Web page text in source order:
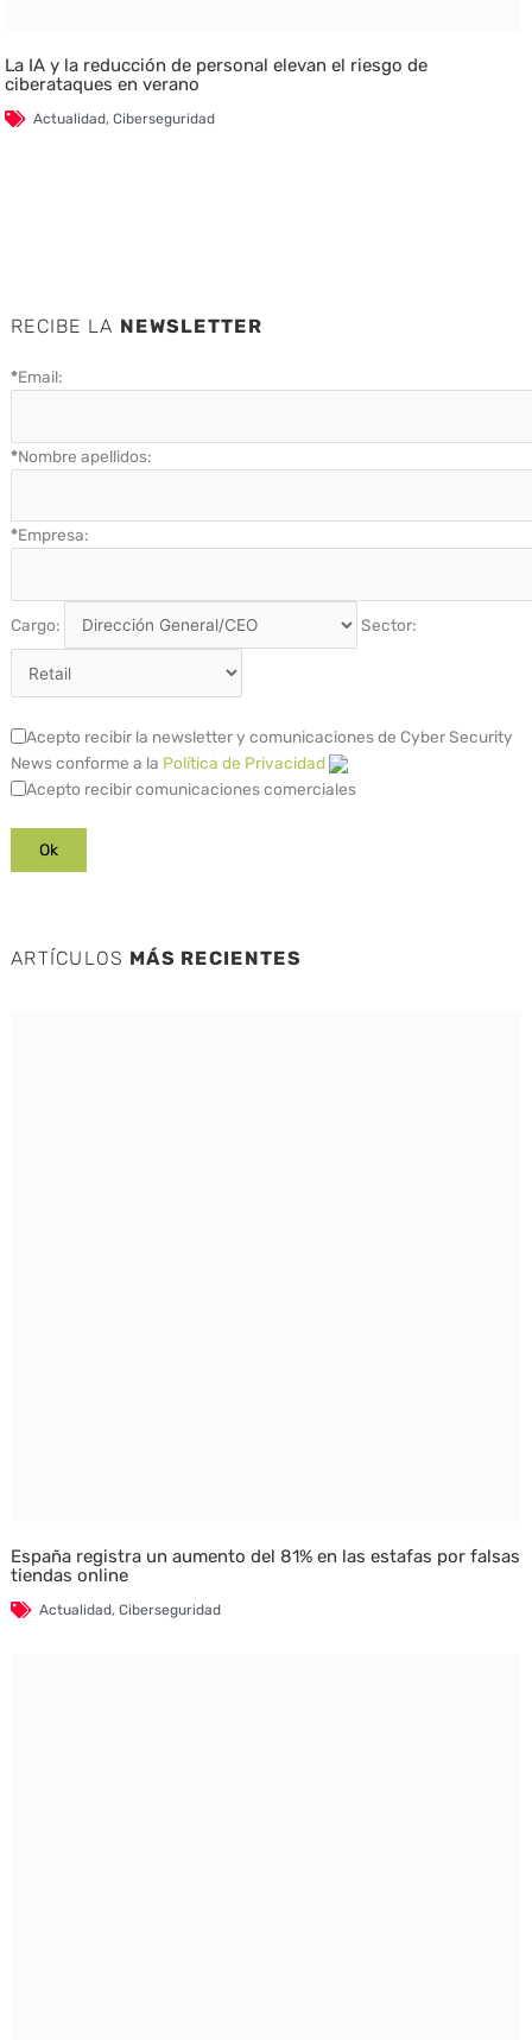
La IA y la reducción de personal elevan el riesgo de
ciberataques en verano
Actualidad,Ciberseguridad
RECIBE LA NEWSLETTER
*Email:
*Nombre apellidos:
*Empresa:
Cargo: Sector:
Acepto recibir la newsletter y comunicaciones de Cyber Security
News conforme a la Política de Privacidad
Acepto recibir comunicaciones comerciales
ARTÍCULOS MÁS RECIENTES
España registra un aumento del 81% en las estafas por falsas
tiendas online
Actualidad, Ciberseguridad